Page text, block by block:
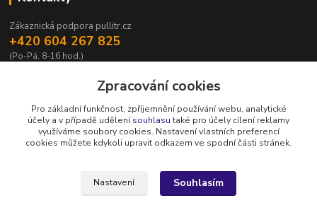
Zákaznická podpora pullitr.cz
+420 604 267 825
(Po-Pá, 8-16 hod.)
Upravit sběr cookies.
Zpracování cookies
Pro základní funkčnost, zpříjemnění používání webu, analytické
účely a v případě udělenísouhlasutaké pro účely cílení reklamy
využíváme soubory cookies. Nastavení vlastních preferencí
cookies můžete kdykoli upravit odkazem ve spodní části stránek.
Nastavení Souhlasím